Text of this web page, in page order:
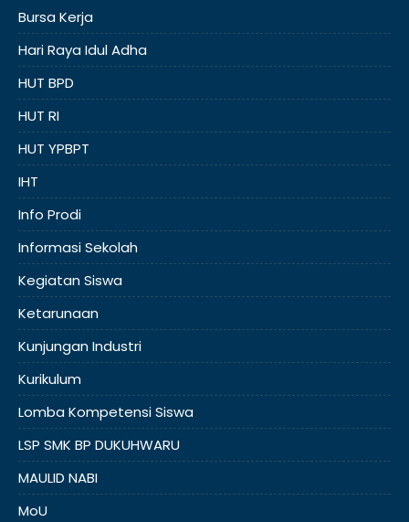
Bursa Kerja
Hari Raya Idul Adha
HUT BPD
HUT RI
HUT YPBPT
IHT
Info Prodi
Informasi Sekolah
Kegiatan Siswa
Ketarunaan
Kunjungan Industri
Kurikulum
Lomba Kompetensi Siswa
LSP SMK BP DUKUHWARU
MAULID NABI
MoU